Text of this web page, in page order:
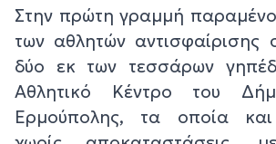
Στην πρώτη γραμμή
των αθλητών αντισφαίρισης
δύο εκ των τεσσάρων
Αθλητικό Κέντρο του
Ερμούπολης, τα οποία